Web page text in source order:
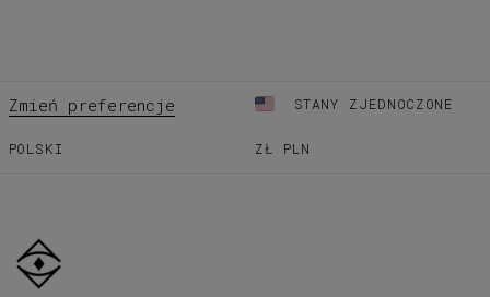
Zmień preferencje STANY ZJEDNOCZONE
POLSKI ZŁ PLN